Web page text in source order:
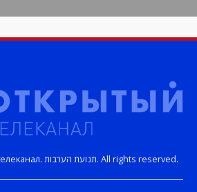
Copyright © Открытый телеканал. תנועת הערבות. All rights reserved.